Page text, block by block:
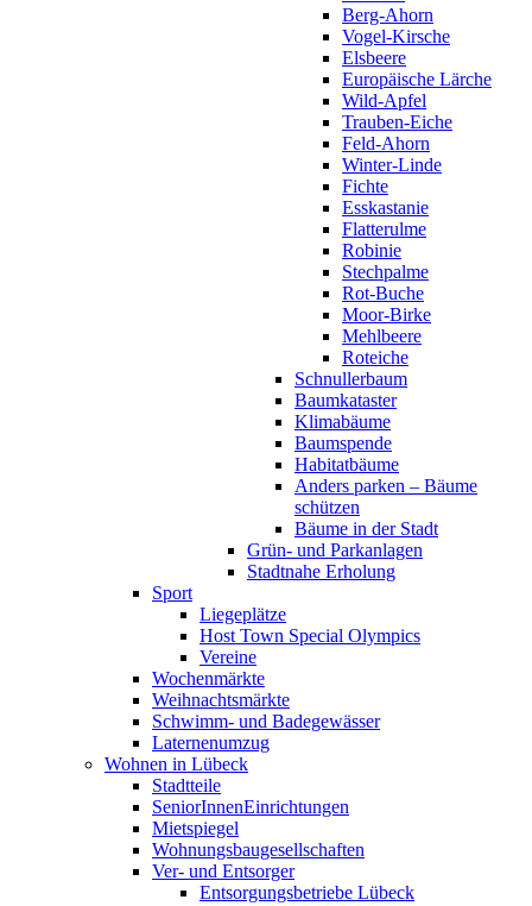
Berg-Ahorn
Vogel-Kirsche
Elsbeere
Europäische Lärche
Wild-Apfel
Trauben-Eiche
Feld-Ahorn
Winter-Linde
Fichte
Esskastanie
Flatterulme
Robinie
Stechpalme
Rot-Buche
Moor-Birke
Mehlbeere
Roteiche
Schnullerbaum
Baumkataster
Klimabäume
Baumspende
Habitatbäume
Anders parken – Bäume
schützen
Bäume in der Stadt
Grün- und Parkanlagen
Stadtnahe Erholung
Sport
Liegeplätze
Host Town Special Olympics
Vereine
Wochenmärkte
Weihnachtsmärkte
Schwimm- und Badegewässer
Laternenumzug
Wohnen in Lübeck
Stadtteile
SeniorInnenEinrichtungen
Mietspiegel
Wohnungsbaugesellschaften
Ver- und Entsorger
Entsorgungsbetriebe Lübeck